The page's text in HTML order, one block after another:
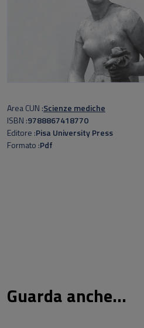
Area CUN Scienze mediche
ISBN 9788867418770
Editore Pisa University Press
Formato Pdf
Guarda anche...